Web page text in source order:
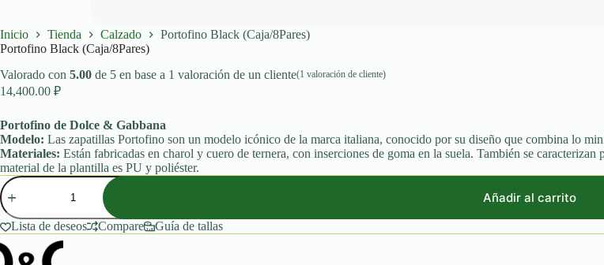
Inicio Tienda Calzado
Portofino Black (Caja/8Pares)
Portofino Black (Caja/8Pares)
Valorado con 5.00 de 5 en base a 1 valoración de un cliente(1 valoración de cliente)
14,400.00 ₽
Portofino de Dolce & Gabbana
Modelo: Las zapatillas Portofino son un modelo icónico de la marca italiana, conocido por su diseño que combina lo
Materiales: Están fabricadas en charol y cuero de ternera, con inserciones de goma en la suela. También se
material de la plantilla es PU y poliéster.
Portofino
Black
(Caja/8Pares)
cantidad
Añadir al carrito
Lista de deseos Compare Guía de tallas